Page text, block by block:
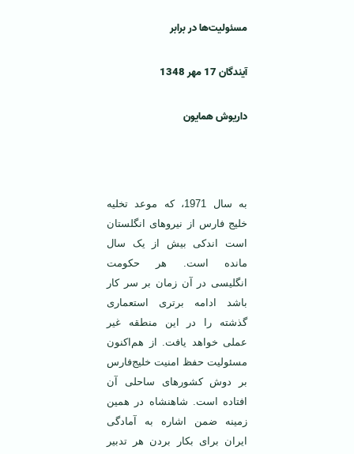
مسئولیت‌ها در برابر
آيندگان 17 مهر 1348
داريوش همایون
به سال 1971، که موعد تخلیه
خلیج‌ فارس از نیروهای انگلستان
است اندکی بیش از یک سال
مانده است. هر حکومت
انگلیسی در آن زمان بر سر کار
باشد ادامه برتری استعماری
گذشته را در این منطقه غیر
عملی خواهد یافت. از هم‌اکنون
مسئولیت حفظ امنیت خلیج‌فارس
بر دوش کشورهای ساحلی آن
افتاده است. شاهنشاه در همین
زمینه ضمن اشاره به آمادگی
ایران برای بکار بردن هر تدبیر